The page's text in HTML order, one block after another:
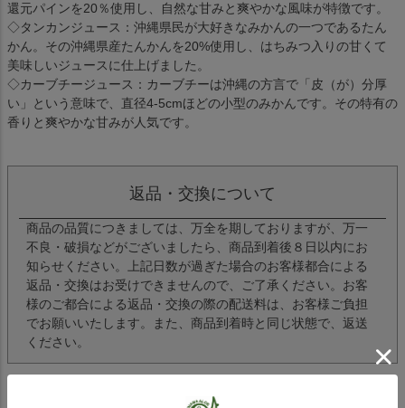
還元パインを20％使用し、自然な甘みと爽やかな風味が特徴です。
◇タンカンジュース：沖縄県民が大好きなみかんの一つであるたん
かん。その沖縄県産たんかんを20%使用し、はちみつ入りの甘くて
美味しいジュースに仕上げました。
◇カーブチージュース：カーブチーは沖縄の方言で「皮（が）分厚
い」という意味で、直径4-5cmほどの小型のみかんです。その特有の
香りと爽やかな甘みが人気です。
返品・交換について
商品の品質につきましては、万全を期しておりますが、万一
不良・破損などがございましたら、商品到着後８日以内にお
知らせください。上記日数が過ぎた場合のお客様都合による
返品・交換はお受けできませんので、ご了承ください。お客
様のご都合による返品・交換の際の配送料は、お客様ご負担
でお願いいたします。また、商品到着時と同じ状態で、返送
ください。